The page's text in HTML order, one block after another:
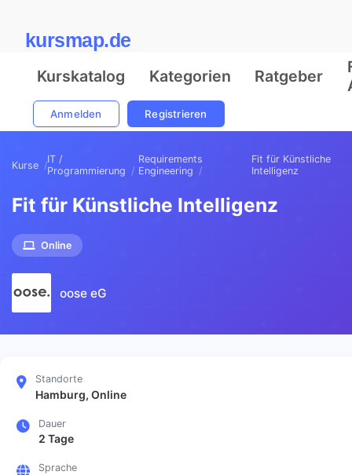
kursmap.de
Kurskatalog Kategorien Ratgeber
Anmelden Registrieren
Kurse
IT /
Programmierung
Requirements
Engineering
Fit für Künstliche
Intelligenz
Fit für Künstliche Intelligenz
Online
oose eG
Standorte
Hamburg, Online
Dauer
2 Tage
Sprache